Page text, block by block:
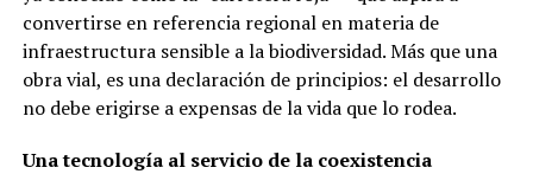
convertirse en referencia regional en materia de
infraestructura sensible a la biodiversidad. Más que una
obra vial, es una declaración de principios: el desarrollo
no debe erigirse a expensas de la vida que lo rodea.
Una tecnología al servicio de la coexistencia